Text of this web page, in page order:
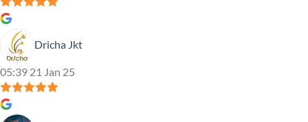
Dricha Jkt
05:39 21 Jan 25